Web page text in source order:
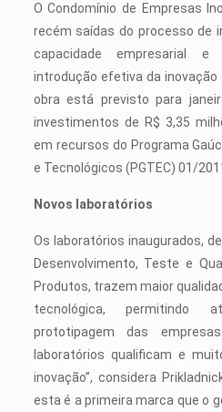
O Condomínio de Empresas
recém saídas do processo de
capacidade empresarial e
introdução efetiva da inovação
obra está previsto para
investimentos de R$ 3,35
em recursos do Programa
e Tecnológicos (PGTEC) 01/
Novos laboratórios
Os laboratórios inaugurados,
Desenvolvimento, Teste e
Produtos, trazem maior
tecnológica, permitindo
prototipagem das
laboratórios qualificam e
inovação”, considera
esta é a primeira marca que o